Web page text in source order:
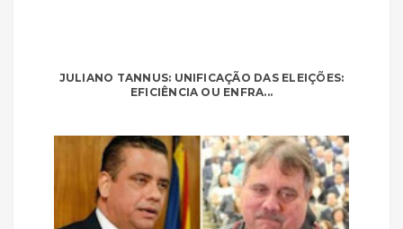
JULIANO TANNUS: UNIFICAÇÃO DAS ELEIÇÕES:
EFICIÊNCIA OU ENFRA...